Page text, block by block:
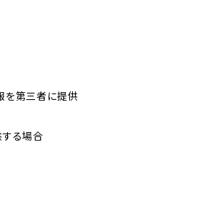
を第三者に提供
する場合